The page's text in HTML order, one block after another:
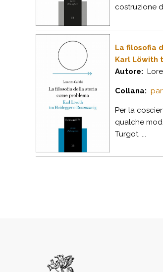
costruzione
La filosofia
Karl Löwith
Autore:
Collana:
Per la
qualche
Turgot, ...